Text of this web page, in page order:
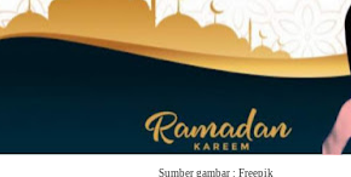
Sumber gambar : Freepik